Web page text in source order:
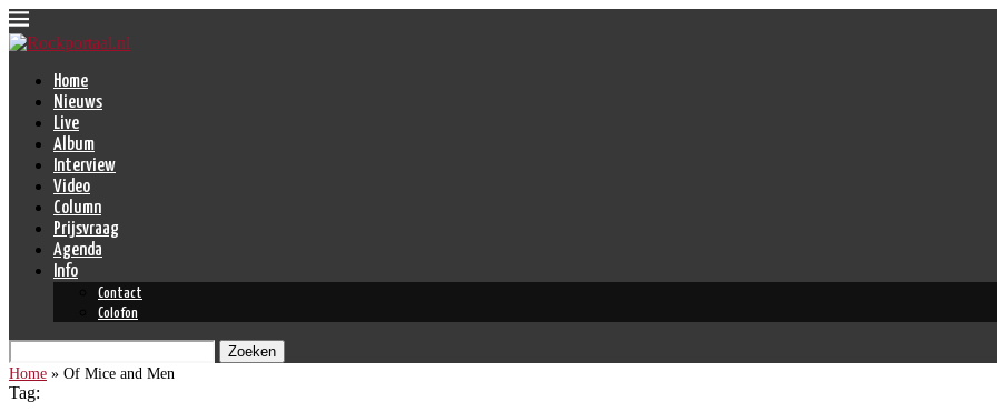
Home
Nieuws
Live
Album
Interview
Video
Column
Prijsvraag
Agenda
Info
Contact
Colofon
Zoeken
Home » Of Mice and Men
Tag: